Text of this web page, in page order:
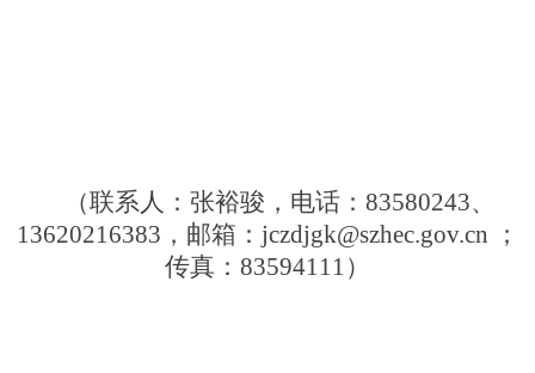
（联系人：张裕骏，电话：83580243、
13620216383，邮箱：jczdjgk@szhec.gov.cn ；
传真：83594111）